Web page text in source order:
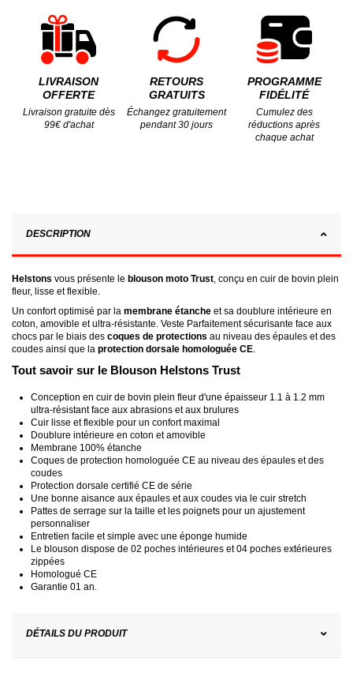
LIVRAISON
OFFERTE
Livraison gratuite dès
99€ d'achat
RETOURS
GRATUITS
Échangez gratuitement
pendant 30 jours
PROGRAMME
FIDÉLITÉ
Cumulez des
réductions après
chaque achat
DESCRIPTION
Helstons vous présente le blouson moto Trust , conçu en cuir de bovin plein
fleur, lisse et flexible.
Un confort optimisé par la membrane étanche et sa doublure intérieure en
coton, amovible et ultra-résistante. Veste Parfaitement sécurisante face aux
chocs par le biais des coques de protections au niveau des épaules et des
coudes ainsi que la protection dorsale homologuée CE.
Tout savoir sur le Blouson Helstons Trust
Conception en cuir de bovin plein fleur d'une épaisseur 1.1 à 1.2 mm
ultra-résistant face aux abrasions et aux brulures
Cuir lisse et flexible pour un confort maximal
Doublure intérieure en coton et amovible
Membrane 100% étanche
Coques de protection homologuée CE au niveau des épaules et des
coudes
Protection dorsale certifié CE de série
Une bonne aisance aux épaules et aux coudes via le cuir stretch
Pattes de serrage sur la taille et les poignets pour un ajustement
personnaliser
Entretien facile et simple avec une éponge humide
Le blouson dispose de 02 poches intérieures et 04 poches extérieures
zippées
Homologué CE
Garantie 01 an.
DÉTAILS DU PRODUIT